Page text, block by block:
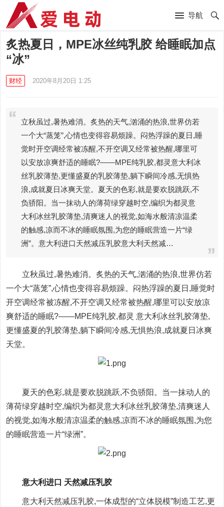
导航
炙热夏日，MPE冰丝纯乳胶 给睡眠加点
“冰”
财经 2020年8月20日 1:25
立秋虽过,暑热难消。炙热的天气,汹涌的热浪,世界仿若
一个大“蒸笼”,心情也变得容易烦躁。闷热浮躁的夏日,睡
觉时开空调经常被冻醒,不开空调又经常被热醒,哪里可
以安放凉爽舒适的睡眠?——MPE纯乳胶,都灵意大利冰
丝乳胶薄垫,更懂盛夏的乳胶薄垫,躺下瞬间冷感,无惧热
浪,成就夏日冰爽天堂。夏天的色彩,就是要欢脱跳跃,不
负骄阳。当一抹动人的薄荷绿穿越时空,编织为都灵意
大利冰丝乳胶薄垫,清爽迷人的视觉,如海水般清凉温柔
的触感,凉而不冰的睡眠氛围,为您的睡眠营造一片“绿
洲”。意大利进口天然减压乳胶意大利天然减…
立秋虽过,暑热难消。炙热的天气,汹涌的热浪,世界仿若
一个大“蒸笼”,心情也变得容易烦躁。闷热浮躁的夏日,睡觉时
开空调经常被冻醒,不开空调又经常被热醒,哪里可以安放凉
爽舒适的睡眠?——MPE纯乳胶,都灵 意大利冰丝乳胶薄垫,
更懂盛夏的乳胶薄垫,躺下瞬间冷感,无惧热浪,成就夏日冰爽
天堂。
夏天的色彩,就是要欢脱跳跃,不负骄阳。当一抹动人的
薄荷绿穿越时空,编织为都灵意大利冰丝乳胶薄垫,清爽迷人
的视觉,如海水般清凉温柔的触感,凉而不冰的睡眠氛围,为您
的睡眠营造一片“绿洲”。
意大利进口 天然减压乳胶
意大利天然减压乳胶,一体成型的“立体脱模”制造工艺,更